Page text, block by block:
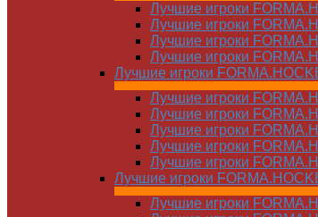
Лучшие игроки
Лучшие игроки
Лучшие игроки
Лучшие игроки
Лучшие игроки
Лучшие игроки
Лучшие игроки
Лучшие игроки
Лучшие игроки
Лучшие игроки
Лучшие игроки
Лучшие игроки